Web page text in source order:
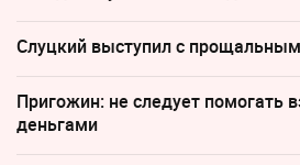
Слуцкий выступил с
Пригожин: не следует помогать
деньгами